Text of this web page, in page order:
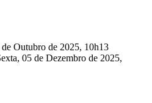
Outubro de 2025, 10h13
05 de Dezembro de 2025,